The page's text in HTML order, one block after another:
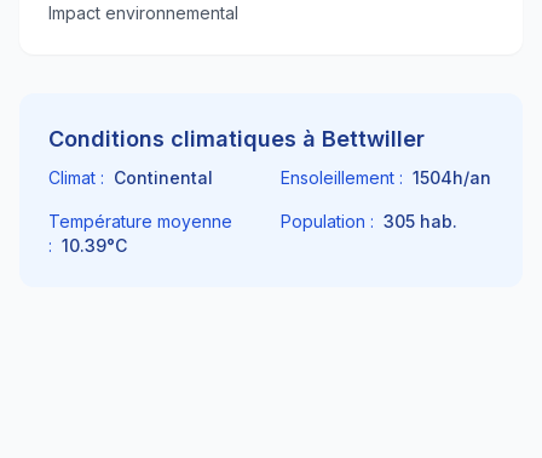
Impact environnemental
Conditions climatiques à Bettwiller
Climat : Continental Ensoleillement : 1504h/an
Température moyenne
: 10.39°C
Population : 305 hab.